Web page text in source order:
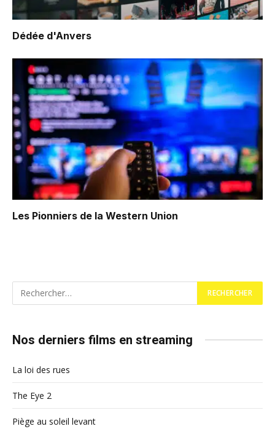
Dédée d'Anvers
Les Pionniers de la Western Union
Nos derniers films en streaming
La loi des rues
The Eye 2
Piège au soleil levant